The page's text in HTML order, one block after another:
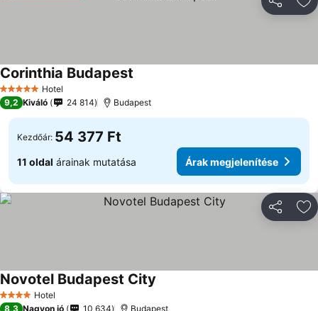
5 KategóriaHotel
Corinthia Budapest
9,2 Kiváló 24 814 Budapest
Kezdőár: 54 377 Ft
11 oldal árainak mutatása Árak megjelenítése
4 KategóriaHotel
Novotel Budapest City
8,3 Nagyon jó 10 634 Budapest